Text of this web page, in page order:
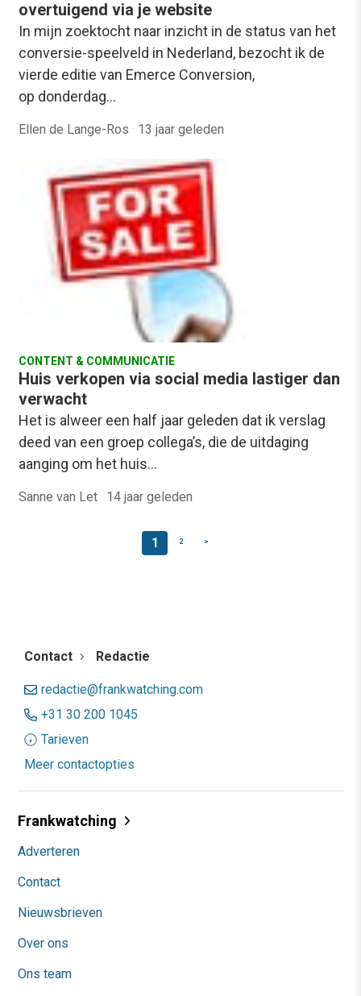
overtuigend via je website
In mijn zoektocht naar inzicht in de status van het
conversie-speelveld in Nederland, bezocht ik de
vierde editie van Emerce Conversion,
op donderdag…
Ellen de Lange-Ros · 13 jaar geleden
CONTENT & COMMUNICATIE
Huis verkopen via social media lastiger dan
verwacht
Het is alweer een half jaar geleden dat ik verslag
deed van een groep collega’s, die de uitdaging
aanging om het huis…
Sanne van Let · 14 jaar geleden
1 2 >
Contact Redactie
redactie@frankwatching.com
+31 30 200 1045
Tarieven
Meer contactopties
Frankwatching
Adverteren
Contact
Nieuwsbrieven
Over ons
Ons team